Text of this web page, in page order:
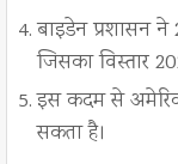
बाइडेन प्रशासन ने
जिसका विस्तार
इस कदम से
सकता है।